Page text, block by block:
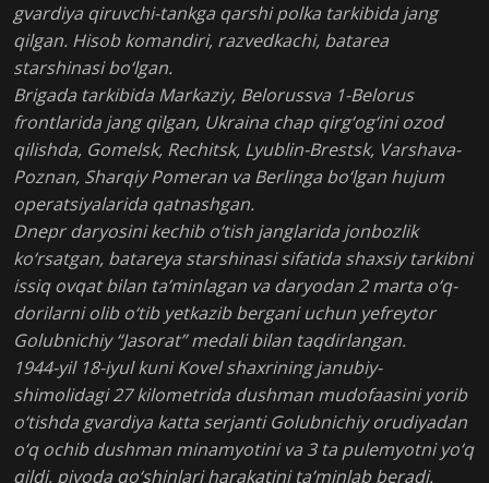
gvardiya qiruvchi-tankga qarshi polka tarkibida jang
qilgan. Hisob komandiri, razvedkachi, batarea
starshinasi bo‘lgan.
Brigada tarkibida Markaziy, Belorussva 1-Belorus
frontlarida jang qilgan, Ukraina chap qirg‘og‘ini ozod
qilishda, Gomelsk, Rechitsk, Lyublin-Brestsk, Varshava-
Poznan, Sharqiy Pomeran va Berlinga bo‘lgan hujum
operatsiyalarida qatnashgan.
Dnepr daryosini kechib o‘tish janglarida jonbozlik
ko‘rsatgan, batareya starshinasi sifatida shaxsiy tarkibni
issiq ovqat bilan ta’minlagan va daryodan 2 marta o‘q-
dorilarni olib o‘tib yetkazib bergani uchun yefreytor
Golubnichiy “Jasorat” medali bilan taqdirlangan.
1944-yil 18-iyul kuni Kovel shaxrining janubiy-
shimolidagi 27 kilometrida dushman mudofaasini yorib
o‘tishda gvardiya katta serjanti Golubnichiy orudiyadan
o‘q ochib dushman minamyotini va 3 ta pulemyotni yo‘q
qildi, piyoda qo‘shinlari harakatini ta’minlab beradi.